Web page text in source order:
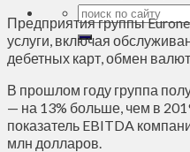
Предприятия группы
услуги, включая
дебетных карт, обмен
В прошлом году группа
— на 13% больше, чем в
показатель EBITDA
млн долларов.